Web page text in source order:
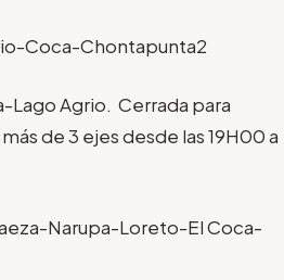
Coca-Chontapunta2
Lago Agrio. Cerrada para
de 3 ejes desde las 19H00 a
Narupa-Loreto-El Coca-